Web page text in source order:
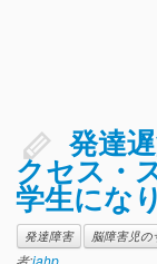
発達
クセス・
学生にな
発達障害 脳障害児
者:iahp